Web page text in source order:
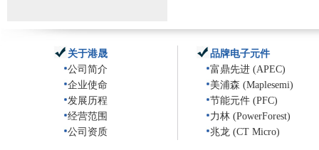
关于港晟
公司简介
企业使命
发展历程
经营范围
公司资质
品牌电子元件
富鼎先进 (APEC)
美浦森 (Maplesemi)
节能元件 (PFC)
力林 (PowerForest)
兆龙 (CT Micro)